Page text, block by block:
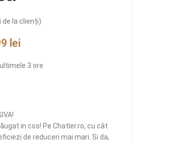
la clienți)
lei
3 ore
in cos! Pe Chatler.ro, cu cât
de reduceri mai mari. Si da,